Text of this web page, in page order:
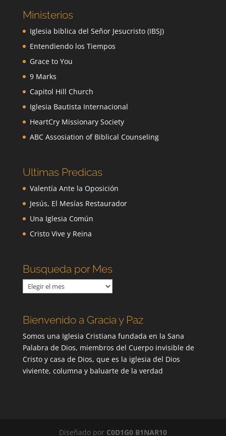
Ministerios
Iglesia biblica del Señor Jesucristo (IBSJ)
Entendiendo los Tiempos
Grace to You
9 Marks
Capitol Hill Church
Iglesia Bautista Internacional
HeartCry Missionary Society
ABC Assosiation of Biblical Counseling
Ultimas Predicas
Valentía Ante la Oposición
Jesús, El Mesías Restaurador
Una Iglesia Común
Cristo Vive y Reina
Busqueda por Mes
Busqueda
por
Bienvenido a Gracia y Paz
Somos una Iglesia Cristiana fundada en la Sana
Palabra de Dios, miembros del Cuerpo invisible de
Cristo y casa de Dios, que es la iglesia del Dios
viviente, columna y baluarte de la verdad
Diseñado por C0D1G0 B1NAR10